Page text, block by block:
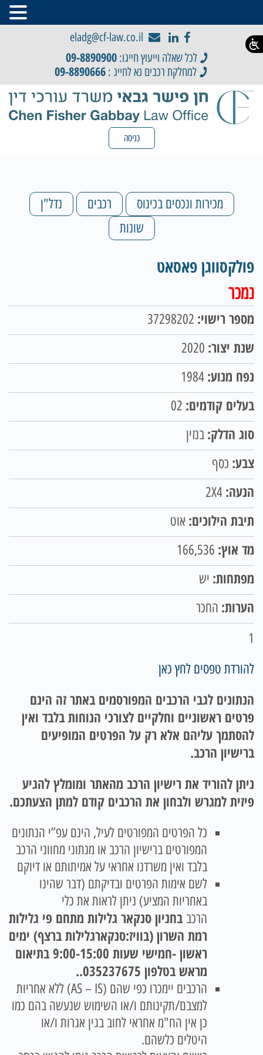
eladg@cf-law.co.il
לכל שאלה וייעוץ חייגו: 09-8890900
למחלקת רכבים נא לחייג : 09-8890666
כניסה
מכירות ונכסים בכינוס רכבים
נדל"ן
שונות
פולקסווגן פאסאט
נמכר
מספר רישוי:
שנת יצור:
נפח מנוע:
בעלים קודמים:
סוג הדלק: בנזין
צבע: כסף
הנעה:
תיבת הילוכים: אוט
מד אוץ:
מפתחות: יש
הערות: החכר
1
להורדת טפסים לחץ כאן
הנתונים לגבי הרכבים המפורסמים באתר זה הינם
פרטים ראשוניים וחלקיים לצורכי הנוחות בלבד ואין
להסתמך עליהם אלא רק על הפרטים המופיעים
ברישיון הרכב.
ניתן להוריד את רישיון הרכב מהאתר ומומלץ להגיע
פיזית למגרש ולבחון את הרכבים קודם למתן הצעתכם.
כל הפרטים המפורטים לעיל, הינם עפ”י הנתונים
המפורטים ברישיון הרכב או מנתוני מחווני הרכב
בלבד ואין משרדנו אחראי על אמיתותם או דיוקם
לשם אימות הפרטים ובדיקתם (דבר שהינו
באחריות המציע) ניתן לראות את כלי
הרכב בחניון סנקאר גלילות מתחם פי גלילות
רמת השרון (בוויז:סנקארגלילות ברצף) ימים
ראשון -חמישי שעות 9:00-15:00 בתיאום
מראש בטלפון 035237675.
.
הרכבים יימכרו כפי שהם (AS – IS) ללא אחריות
למצבם/תקינותם ו/או השימוש שנעשה בהם כמו
כן אין הח"מ אחראי לחוב בגין אגרות ו/או
היטלים כלשהם.